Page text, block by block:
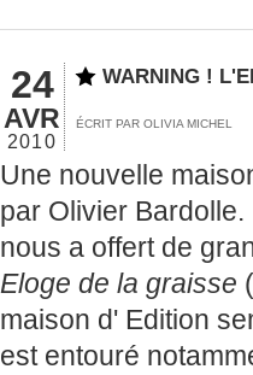
24
AVR
2010
WARNING !
ÉCRIT PAR OLIVIA MICHEL
Une nouvelle
par Olivier
nous a offert de
Eloge de la graisse
maison d' Edition
est entouré